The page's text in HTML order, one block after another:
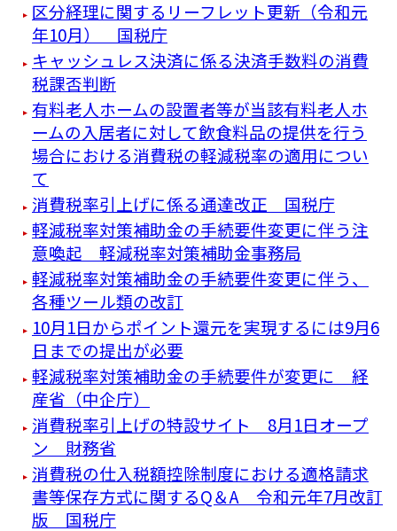
区分経理に関するリーフレット更新（令和元
年10月） 国税庁
キャッシュレス決済に係る決済手数料の消費
税課否判断
有料老人ホームの設置者等が当該有料老人ホ
ームの入居者に対して飲食料品の提供を行う
場合における消費税の軽減税率の適用につい
て
消費税率引上げに係る通達改正 国税庁
軽減税率対策補助金の手続要件変更に伴う注
意喚起 軽減税率対策補助金事務局
軽減税率対策補助金の手続要件変更に伴う、
各種ツール類の改訂
10月1日からポイント還元を実現するには9月6
日までの提出が必要
軽減税率対策補助金の手続要件が変更に 経
産省（中企庁）
消費税率引上げの特設サイト 8月1日オープ
ン 財務省
消費税の仕入税額控除制度における適格請求
書等保存方式に関するQ＆A 令和元年7月改訂
版 国税庁